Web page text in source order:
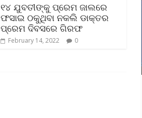
୧୪ ଯୁବତୀଙ୍କୁ ପ୍ରେମ ଜାଲରେ
ଫସାଇ ଠକୁଥିବା ନକଲି ଡାକ୍ତର
ପ୍ରେମ ଦିବସରେ ଗିରଫ
February 14, 2022 0